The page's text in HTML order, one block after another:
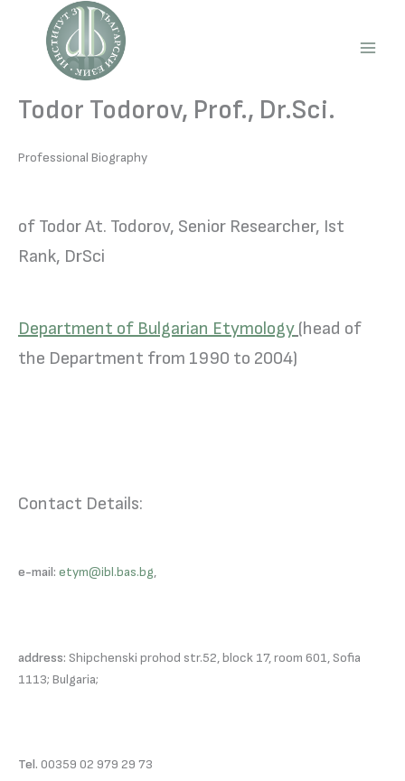
content
Todor Todorov, Prof., Dr.Sci.
Professional Biography
of Todor At. Todorov, Senior Researcher, Ist
Rank, DrSci
Department of Bulgarian Etymology (head of
the Department from 1990 to 2004)
Contact Details:
e-mail: etym@ibl.bas.bg,
address: Shipchenski prohod str.52, block 17, room 601, Sofia
1113; Bulgaria;
Tel. 00359 02 979 29 73